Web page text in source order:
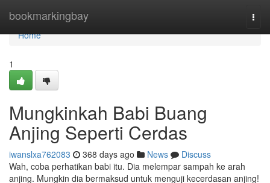
bookmarkingbay
Home
Home
1
Mungkinkah Babi Buang
Anjing Seperti Cerdas
iwanslxa762083 368 days ago News
Discuss
Wah, coba perhatikan babi itu. Dia melempar sampah ke arah
anjing. Mungkin dia bermaksud untuk menguji kecerdasan anjing!